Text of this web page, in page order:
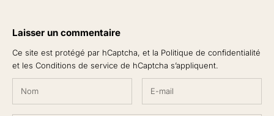
Laisser un commentaire
Ce site est protégé par hCaptcha, et la Politique de confidentialité
et les Conditions de service de hCaptcha s’appliquent.